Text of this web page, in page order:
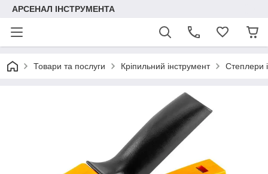
АРСЕНАЛ ІНСТРУМЕНТА
Товари та послуги Кріпильний інструмент Степлери